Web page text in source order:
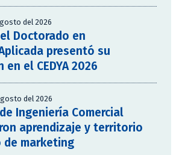
del 2026
Doctorado en
presentó su
el CEDYA 2026
del 2026
Ingeniería Comercial
aprendizaje y territorio
de marketing